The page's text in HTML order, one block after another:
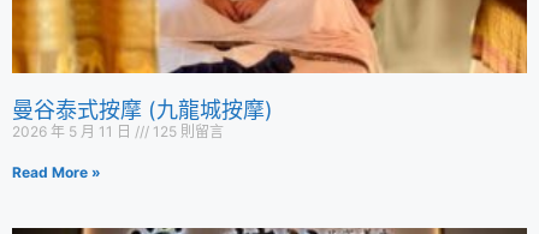
曼谷泰式按摩 (九龍城按摩)
2026 年 5 月 11 日 125 則留言
Read More »